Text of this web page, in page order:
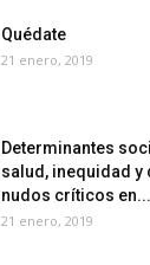
Quédate
21 enero, 2019
Determinantes
salud, inequidad y
nudos críticos en...
21 enero, 2019